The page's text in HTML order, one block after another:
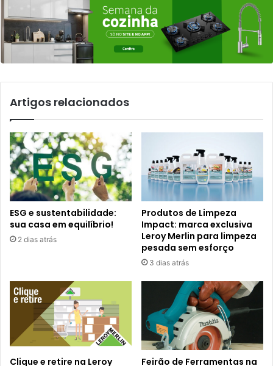
Artigos relacionados
ESG e sustentabilidade:
sua casa em equilíbrio!
2 dias atrás
Produtos de Limpeza
Impact: marca exclusiva
Leroy Merlin para limpeza
pesada sem esforço
3 dias atrás
Clique e retire na Leroy Feirão de Ferramentas na